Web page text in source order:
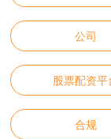
公司
股票配资平
合规